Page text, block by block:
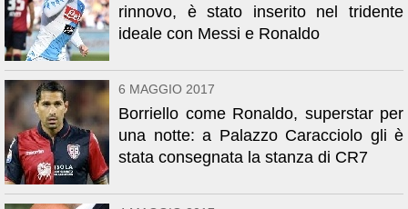
rinnovo, è stato inserito nel tridente
ideale con Messi e Ronaldo
6 MAGGIO 2017
Borriello come Ronaldo, superstar per
una notte: a Palazzo Caracciolo gli è
stata consegnata la stanza di CR7